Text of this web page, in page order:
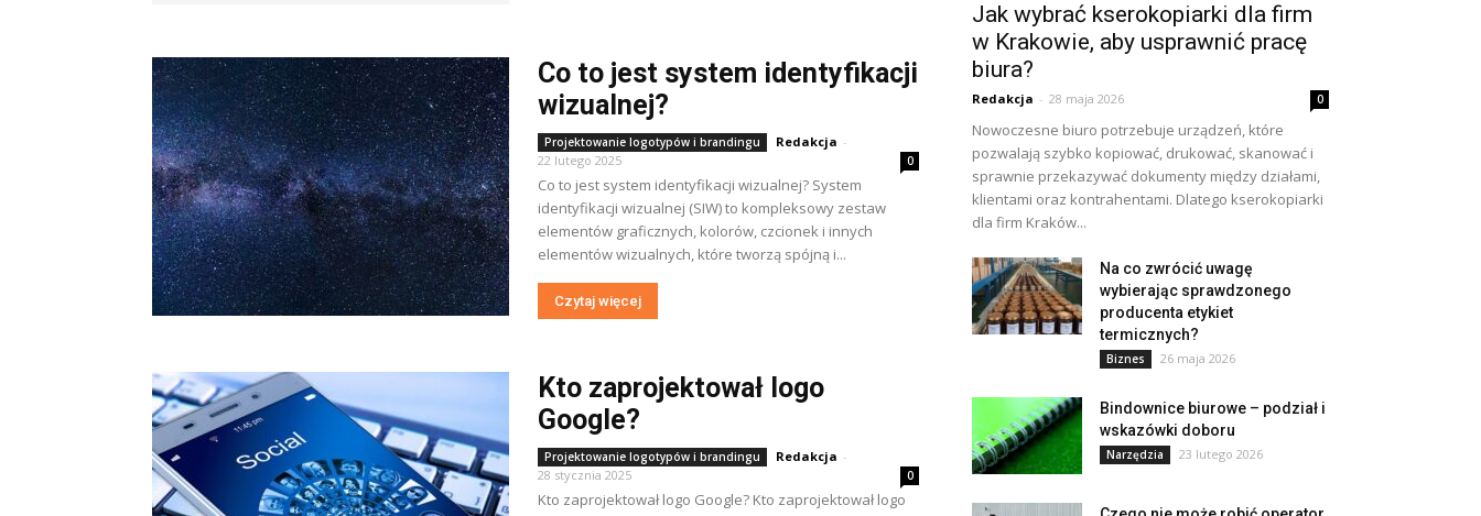
Co to jest system identyfikacji
wizualnej?
Projektowanie logotypów i brandingu Redakcja -
22 lutego 2025
0
Co to jest system identyfikacji wizualnej? System
identyfikacji wizualnej (SIW) to kompleksowy zestaw
elementów graficznych, kolorów, czcionek i innych
elementów wizualnych, które tworzą spójną i...
Czytaj więcej
Kto zaprojektował logo
Google?
Projektowanie logotypów i brandingu Redakcja -
28 stycznia 2025
0
Kto zaprojektował logo Google? Kto zaprojektował logo
Jak wybrać kserokopiarki dla firm
w Krakowie, aby usprawnić pracę
biura?
Redakcja - 28 maja 2026 0
Nowoczesne biuro potrzebuje urządzeń, które
pozwalają szybko kopiować, drukować, skanować i
sprawnie przekazywać dokumenty między działami,
klientami oraz kontrahentami. Dlatego kserokopiarki
dla firm Kraków...
Na co zwrócić uwagę
wybierając sprawdzonego
producenta etykiet
termicznych?
Biznes 26 maja 2026
Bindownice biurowe – podział i
wskazówki doboru
Narzędzia 23 lutego 2026